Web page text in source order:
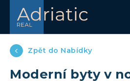
Zpět do Nabídky
Moderní byty v